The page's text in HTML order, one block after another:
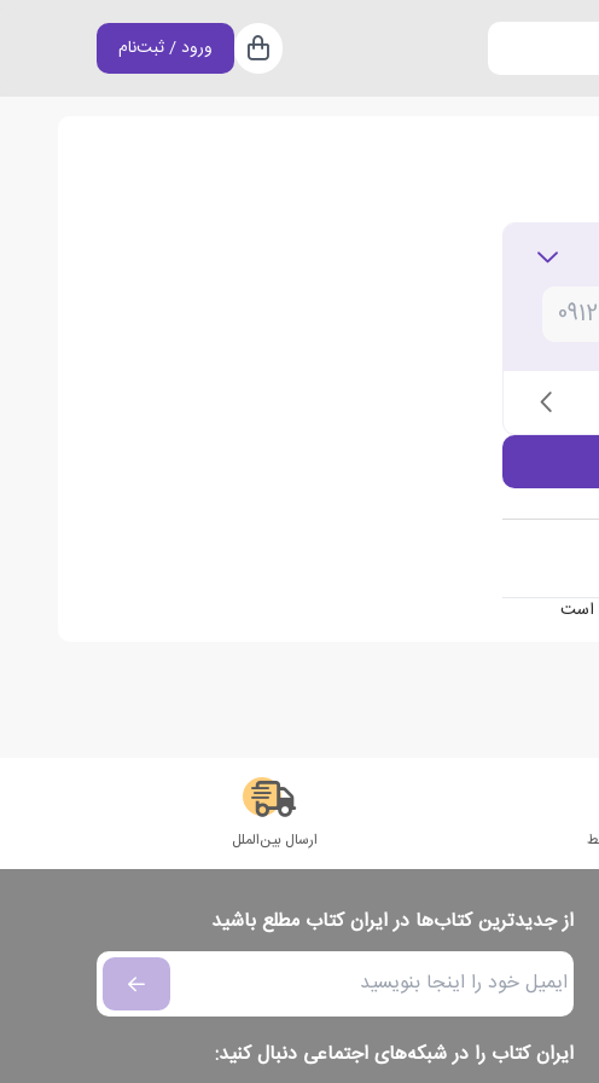
سبد خرید
ورود / ثبت‌نام
است
ارسال بین‌الملل
از جدیدترین کتاب‌ها در ایران کتاب مطلع باشید
ایران کتاب را در شبکه‌های اجتماعی دنبال کنید: